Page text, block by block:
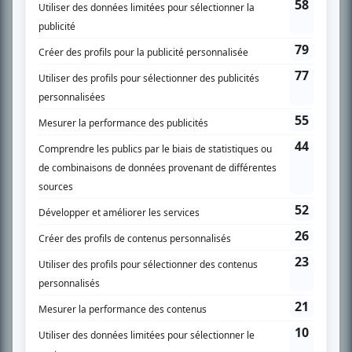
SUR LE RÉSEAU BIZZ MÉDIA
Accueil
Liste des oeuvres
Liste des comédiens
Recherche avancée
À propos
Nous contacter
Termes et conditions
Politique de confidentialité